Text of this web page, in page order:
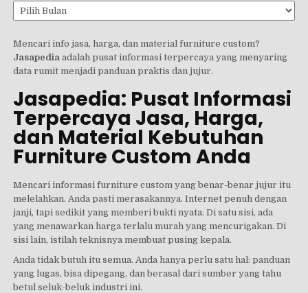
Arsip
Mencari info jasa, harga, dan material furniture custom?
Jasapedia adalah pusat informasi terpercaya yang menyaring
data rumit menjadi panduan praktis dan jujur.
Jasapedia: Pusat Informasi
Terpercaya Jasa, Harga,
dan Material Kebutuhan
Furniture Custom Anda
Mencari informasi furniture custom yang benar-benar jujur itu
melelahkan. Anda pasti merasakannya. Internet penuh dengan
janji, tapi sedikit yang memberi bukti nyata. Di satu sisi, ada
yang menawarkan harga terlalu murah yang mencurigakan. Di
sisi lain, istilah teknisnya membuat pusing kepala.
Anda tidak butuh itu semua. Anda hanya perlu satu hal: panduan
yang lugas, bisa dipegang, dan berasal dari sumber yang tahu
betul seluk-beluk industri ini.